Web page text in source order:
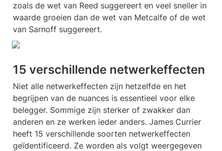
zoals de wet van Reed suggereert en veel sneller in
waarde groeien dan de wet van Metcalfe of de wet
van Sarnoff suggereert.
15 verschillende netwerkeffecten
Niet alle netwerkeffecten zijn hetzelfde en het
begrijpen van de nuances is essentieel voor elke
belegger. Sommige zijn sterker of zwakker dan
anderen en ze werken ieder anders. James Currier
heeft 15 verschillende soorten netwerkeffecten
geïdentificeerd. Ze worden als volgt weergegeven